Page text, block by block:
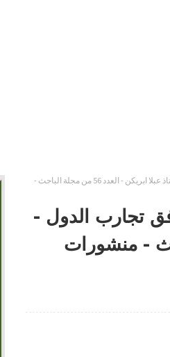
المبادرة التشريعية للمواطنات و المواطنين وفق تجارب الدول - الأستاذ عبلا ابريكن - العدد 56 من مجلة الباحث -
تجارب الدول -
من مجلة الباحث - منشورات